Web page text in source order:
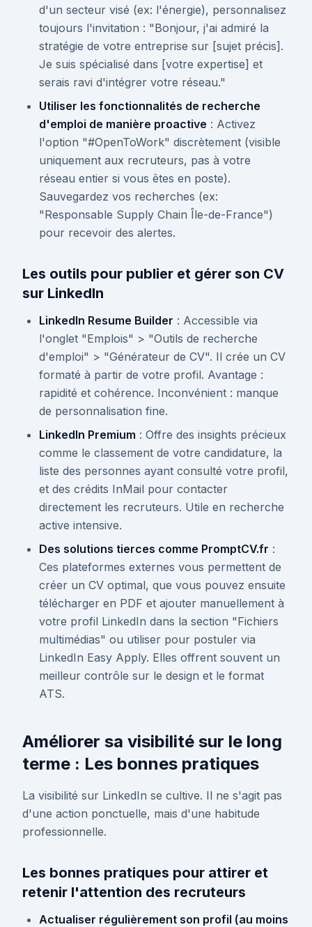
d'un secteur visé (ex: l'énergie), personnalisez
toujours l'invitation : "Bonjour, j'ai admiré la
stratégie de votre entreprise sur [sujet précis].
Je suis spécialisé dans [votre expertise] et
serais ravi d'intégrer votre réseau."
Utiliser les fonctionnalités de recherche
d'emploi de manière proactive : Activez
l'option "#OpenToWork" discrètement (visible
uniquement aux recruteurs, pas à votre
réseau entier si vous êtes en poste).
Sauvegardez vos recherches (ex:
"Responsable Supply Chain Île-de-France")
pour recevoir des alertes.
Les outils pour publier et gérer son CV
sur LinkedIn
LinkedIn Resume Builder : Accessible via
l'onglet "Emplois" > "Outils de recherche
d'emploi" > "Générateur de CV". Il crée un CV
formaté à partir de votre profil. Avantage :
rapidité et cohérence. Inconvénient : manque
de personnalisation fine.
LinkedIn Premium : Offre des insights précieux
comme le classement de votre candidature, la
liste des personnes ayant consulté votre profil,
et des crédits InMail pour contacter
directement les recruteurs. Utile en recherche
active intensive.
Des solutions tierces comme PromptCV.fr :
Ces plateformes externes vous permettent de
créer un CV optimal, que vous pouvez ensuite
télécharger en PDF et ajouter manuellement à
votre profil LinkedIn dans la section "Fichiers
multimédias" ou utiliser pour postuler via
LinkedIn Easy Apply. Elles offrent souvent un
meilleur contrôle sur le design et le format
ATS.
Améliorer sa visibilité sur le long
terme : Les bonnes pratiques
La visibilité sur LinkedIn se cultive. Il ne s'agit pas
d'une action ponctuelle, mais d'une habitude
professionnelle.
Les bonnes pratiques pour attirer et
retenir l'attention des recruteurs
Actualiser régulièrement son profil (au moins